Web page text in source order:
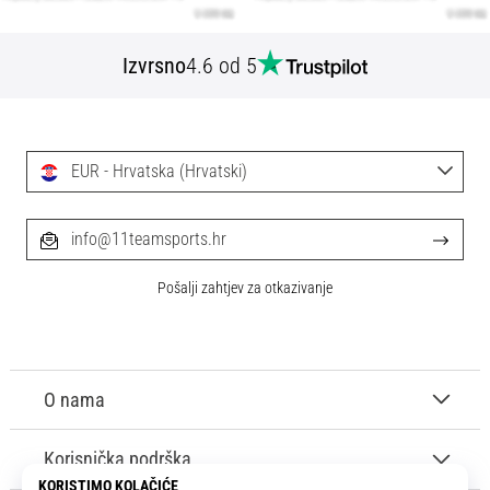
Izvrsno4.6 od 5
O nama
Korisnička podrška
EUR - Hrvatska (Hrvatski)
info@11teamsports.hr
Pošalji zahtjev za otkazivanje